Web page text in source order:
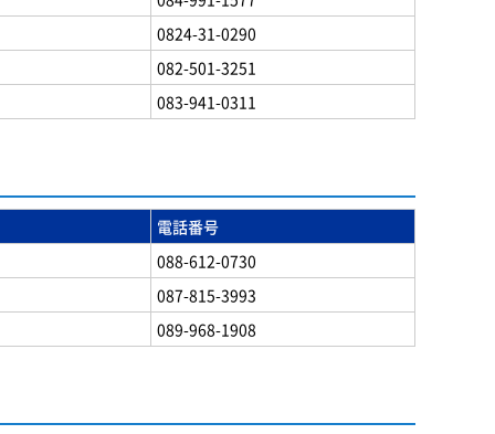
0824-31-0290
082-501-3251
083-941-0311
電話番号
088-612-0730
087-815-3993
089-968-1908